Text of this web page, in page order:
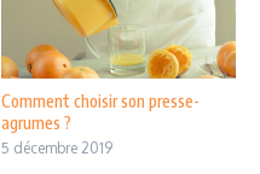
Comment choisir son presse-
agrumes ?
5 décembre 2019